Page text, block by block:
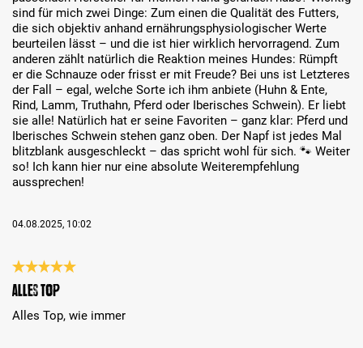
sind für mich zwei Dinge: Zum einen die Qualität des Futters,
die sich objektiv anhand ernährungsphysiologischer Werte
beurteilen lässt – und die ist hier wirklich hervorragend. Zum
anderen zählt natürlich die Reaktion meines Hundes: Rümpft
er die Schnauze oder frisst er mit Freude? Bei uns ist Letzteres
der Fall – egal, welche Sorte ich ihm anbiete (Huhn & Ente,
Rind, Lamm, Truthahn, Pferd oder Iberisches Schwein). Er liebt
sie alle! Natürlich hat er seine Favoriten – ganz klar: Pferd und
Iberisches Schwein stehen ganz oben. Der Napf ist jedes Mal
blitzblank ausgeschleckt – das spricht wohl für sich. 🐾 Weiter
so! Ich kann hier nur eine absolute Weiterempfehlung
aussprechen!
04.08.2025, 10:02
Review with rating of 5 out of 5 stars
Alles Top
Alles Top, wie immer